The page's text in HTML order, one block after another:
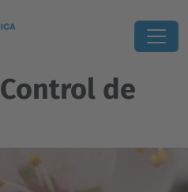
Control de